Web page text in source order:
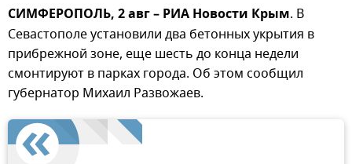
СИМФЕРОПОЛЬ, 2 авг – РИА Новости Крым. В
Севастополе установили два бетонных укрытия в
прибрежной зоне, еще шесть до конца недели
смонтируют в парках города. Об этом сообщил
губернатор Михаил Развожаев.